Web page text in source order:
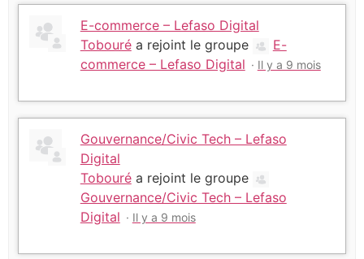
E-commerce – Lefaso Digital
Tobouréa rejoint le groupe
E-
commerce – Lefaso Digital
Il y a 9 mois
Gouvernance/Civic Tech – Lefaso
Digital
Tobouréa rejoint le groupe
Gouvernance/Civic Tech – Lefaso
Digital
Il y a 9 mois